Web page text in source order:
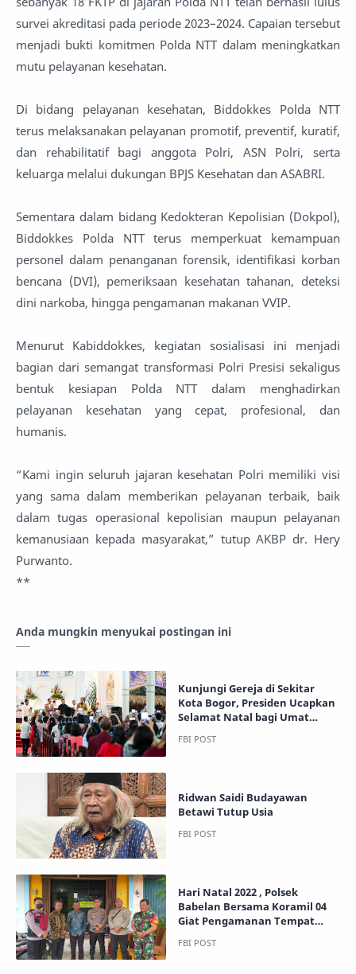
survei akreditasi pada periode 2023–2024. Capaian tersebut
menjadi bukti komitmen Polda NTT dalam meningkatkan
mutu pelayanan kesehatan.
Di bidang pelayanan kesehatan, Biddokkes Polda NTT
terus melaksanakan pelayanan promotif, preventif, kuratif,
dan rehabilitatif bagi anggota Polri, ASN Polri, serta
keluarga melalui dukungan BPJS Kesehatan dan ASABRI.
Sementara dalam bidang Kedokteran Kepolisian (Dokpol),
Biddokkes Polda NTT terus memperkuat kemampuan
personel dalam penanganan forensik, identifikasi korban
bencana (DVI), pemeriksaan kesehatan tahanan, deteksi
dini narkoba, hingga pengamanan makanan VVIP.
Menurut Kabiddokkes, kegiatan sosialisasi ini menjadi
bagian dari semangat transformasi Polri Presisi sekaligus
bentuk kesiapan Polda NTT dalam menghadirkan
pelayanan kesehatan yang cepat, profesional, dan
humanis.
“Kami ingin seluruh jajaran kesehatan Polri memiliki visi
yang sama dalam memberikan pelayanan terbaik, baik
dalam tugas operasional kepolisian maupun pelayanan
kemanusiaan kepada masyarakat,” tutup AKBP dr. Hery
Purwanto.
**
Anda mungkin menyukai postingan ini
Kunjungi Gereja di Sekitar
Kota Bogor, Presiden Ucapkan
Selamat Natal bagi Umat
Ridwan Saidi Budayawan
Betawi Tutup Usia
Hari Natal 2022 , Polsek
Babelan Bersama Koramil 04
Giat Pengamanan Tempat